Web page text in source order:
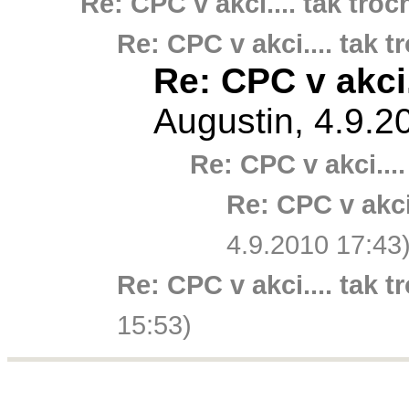
Re: CPC v akci.... tak
Re: CPC v
Augustin,
Re: CPC v
Re: CPC v
4.9.2010
Re: CPC v akci.... tak
15:53)